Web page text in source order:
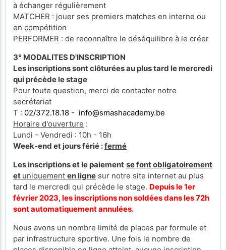
à échanger régulièrement
MATCHER : jouer ses premiers matches en interne ou
en compétition
PERFORMER : de reconnaître le déséquilibre à le créer
3° MODALITES D'INSCRIPTION
Les inscriptions sont clôturées au plus tard le mercredi
qui précède le stage
Pour toute question, merci de contacter notre
secrétariat
T : 02/372.18.18 - info@smashacademy.be
Horaire d'ouverture :
Lundi - Vendredi : 10h - 16h
Week-end et jours férié :fermé
Les inscriptions et le paiement se font obligatoirement
et uniquement en ligne sur notre site internet au plus
tard le mercredi qui précède le stage. Depuis le 1er
février 2023, les inscriptions non soldées dans les 72h
sont automatiquement annulées.
Nous avons un nombre limité de places par formule et
par infrastructure sportive. Une fois le nombre de